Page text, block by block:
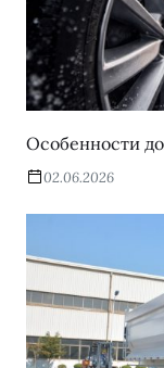
Особенности
02.06.2026